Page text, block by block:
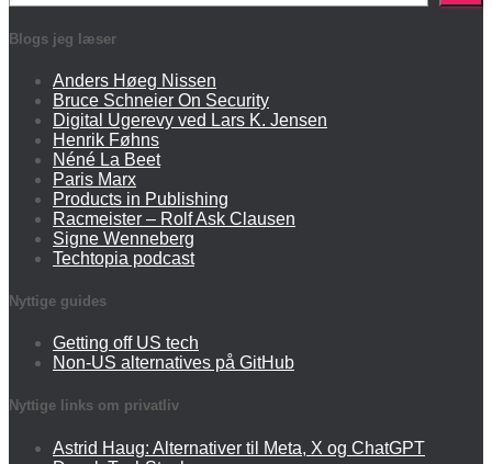
Blogs jeg læser
Anders Høeg Nissen
Bruce Schneier On Security
Digital Ugerevy ved Lars K. Jensen
Henrik Føhns
Néné La Beet
Paris Marx
Products in Publishing
Racmeister – Rolf Ask Clausen
Signe Wenneberg
Techtopia podcast
Nyttige guides
Getting off US tech
Non-US alternatives på GitHub
Nyttige links om privatliv
Astrid Haug: Alternativer til Meta, X og ChatGPT